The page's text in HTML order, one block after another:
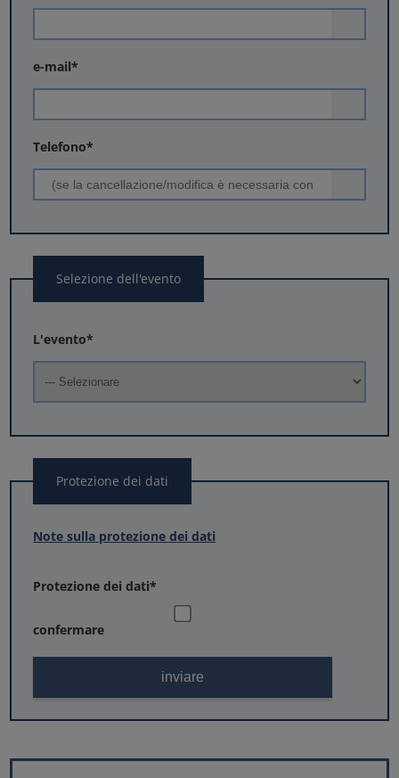
e-mail*
Telefono*
Selezione dell'evento
L'evento*
Protezione dei dati
Note sulla protezione dei dati
Protezione dei dati*
confermare